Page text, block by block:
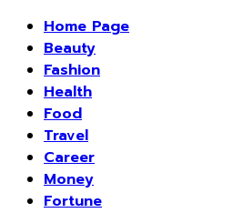
Home Page
Beauty
Fashion
Health
Food
Travel
Career
Money
Fortune